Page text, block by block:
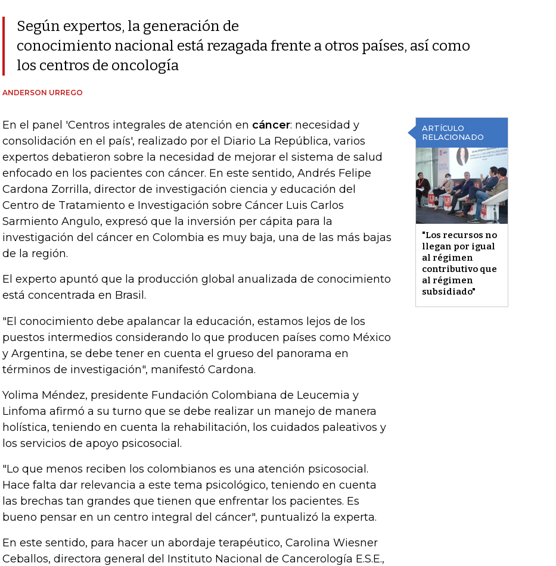
Según expertos, la generación de
conocimiento nacional está rezagada frente a otros países, así como
los centros de oncología
ANDERSON URREGO
ARTÍCULO
RELACIONADO
"Los recursos no
llegan por igual
al régimen
contributivo que
al régimen
subsidiado"
En el panel 'Centros integrales de atención en cáncer: necesidad y
consolidación en el país', realizado por el Diario La República, varios
expertos debatieron sobre la necesidad de mejorar el sistema de salud
enfocado en los pacientes con cáncer. En este sentido, Andrés Felipe
Cardona Zorrilla, director de investigación ciencia y educación del
Centro de Tratamiento e Investigación sobre Cáncer Luis Carlos
Sarmiento Angulo, expresó que la inversión per cápita para la
investigación del cáncer en Colombia es muy baja, una de las más bajas
de la región.
El experto apuntó que la producción global anualizada de conocimiento
está concentrada en Brasil.
"El conocimiento debe apalancar la educación, estamos lejos de los
puestos intermedios considerando lo que producen países como México
y Argentina, se debe tener en cuenta el grueso del panorama en
términos de investigación", manifestó Cardona.
Yolima Méndez, presidente Fundación Colombiana de Leucemia y
Linfoma afirmó a su turno que se debe realizar un manejo de manera
holística, teniendo en cuenta la rehabilitación, los cuidados paleativos y
los servicios de apoyo psicosocial.
"Lo que menos reciben los colombianos es una atención psicosocial.
Hace falta dar relevancia a este tema psicológico, teniendo en cuenta
las brechas tan grandes que tienen que enfrentar los pacientes. Es
bueno pensar en un centro integral del cáncer", puntualizó la experta.
En este sentido, para hacer un abordaje terapéutico, Carolina Wiesner
Ceballos, directora general del Instituto Nacional de Cancerología E.S.E.,